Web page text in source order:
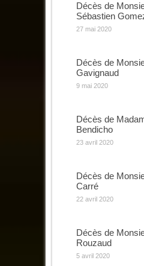
Décès de
Sébastien
27 mai 2020
Décès de
Gavignaud
9 mai 2020
Décès de
Bendicho
23 avril 2020
Décès de
Carré
22 avril 2020
Décès de
Rouzaud
5 avril 2020